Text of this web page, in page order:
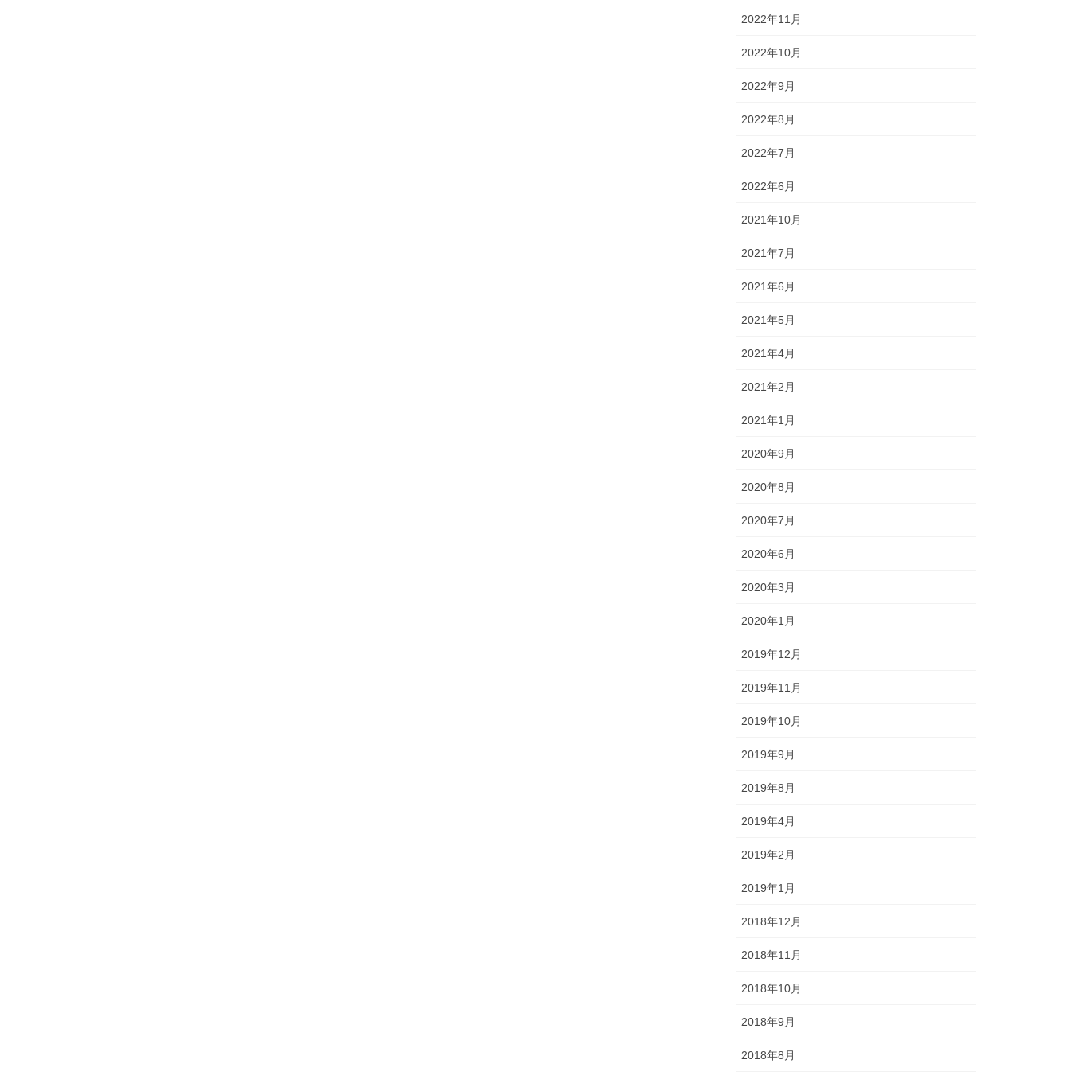
2022年11月
2022年10月
2022年9月
2022年8月
2022年7月
2022年6月
2021年10月
2021年7月
2021年6月
2021年5月
2021年4月
2021年2月
2021年1月
2020年9月
2020年8月
2020年7月
2020年6月
2020年3月
2020年1月
2019年12月
2019年11月
2019年10月
2019年9月
2019年8月
2019年4月
2019年2月
2019年1月
2018年12月
2018年11月
2018年10月
2018年9月
2018年8月